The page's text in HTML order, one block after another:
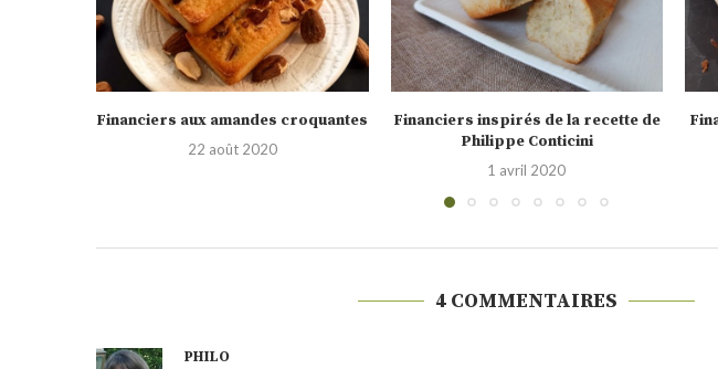
Financiers inspirés de la recette de
Philippe Conticini
Financier au citron avec Norbert et
Pyrex
28 juillet 2015
4 COMMENTAIRES
PHILO